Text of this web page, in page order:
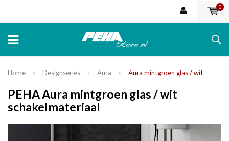
0
Home Designseries Aura Aura mintgroen glas / wit
PEHA Aura mintgroen glas / wit
schakelmateriaal